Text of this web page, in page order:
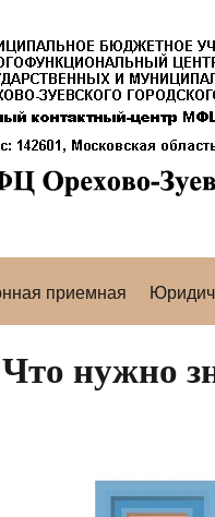
приемная
Что нужно